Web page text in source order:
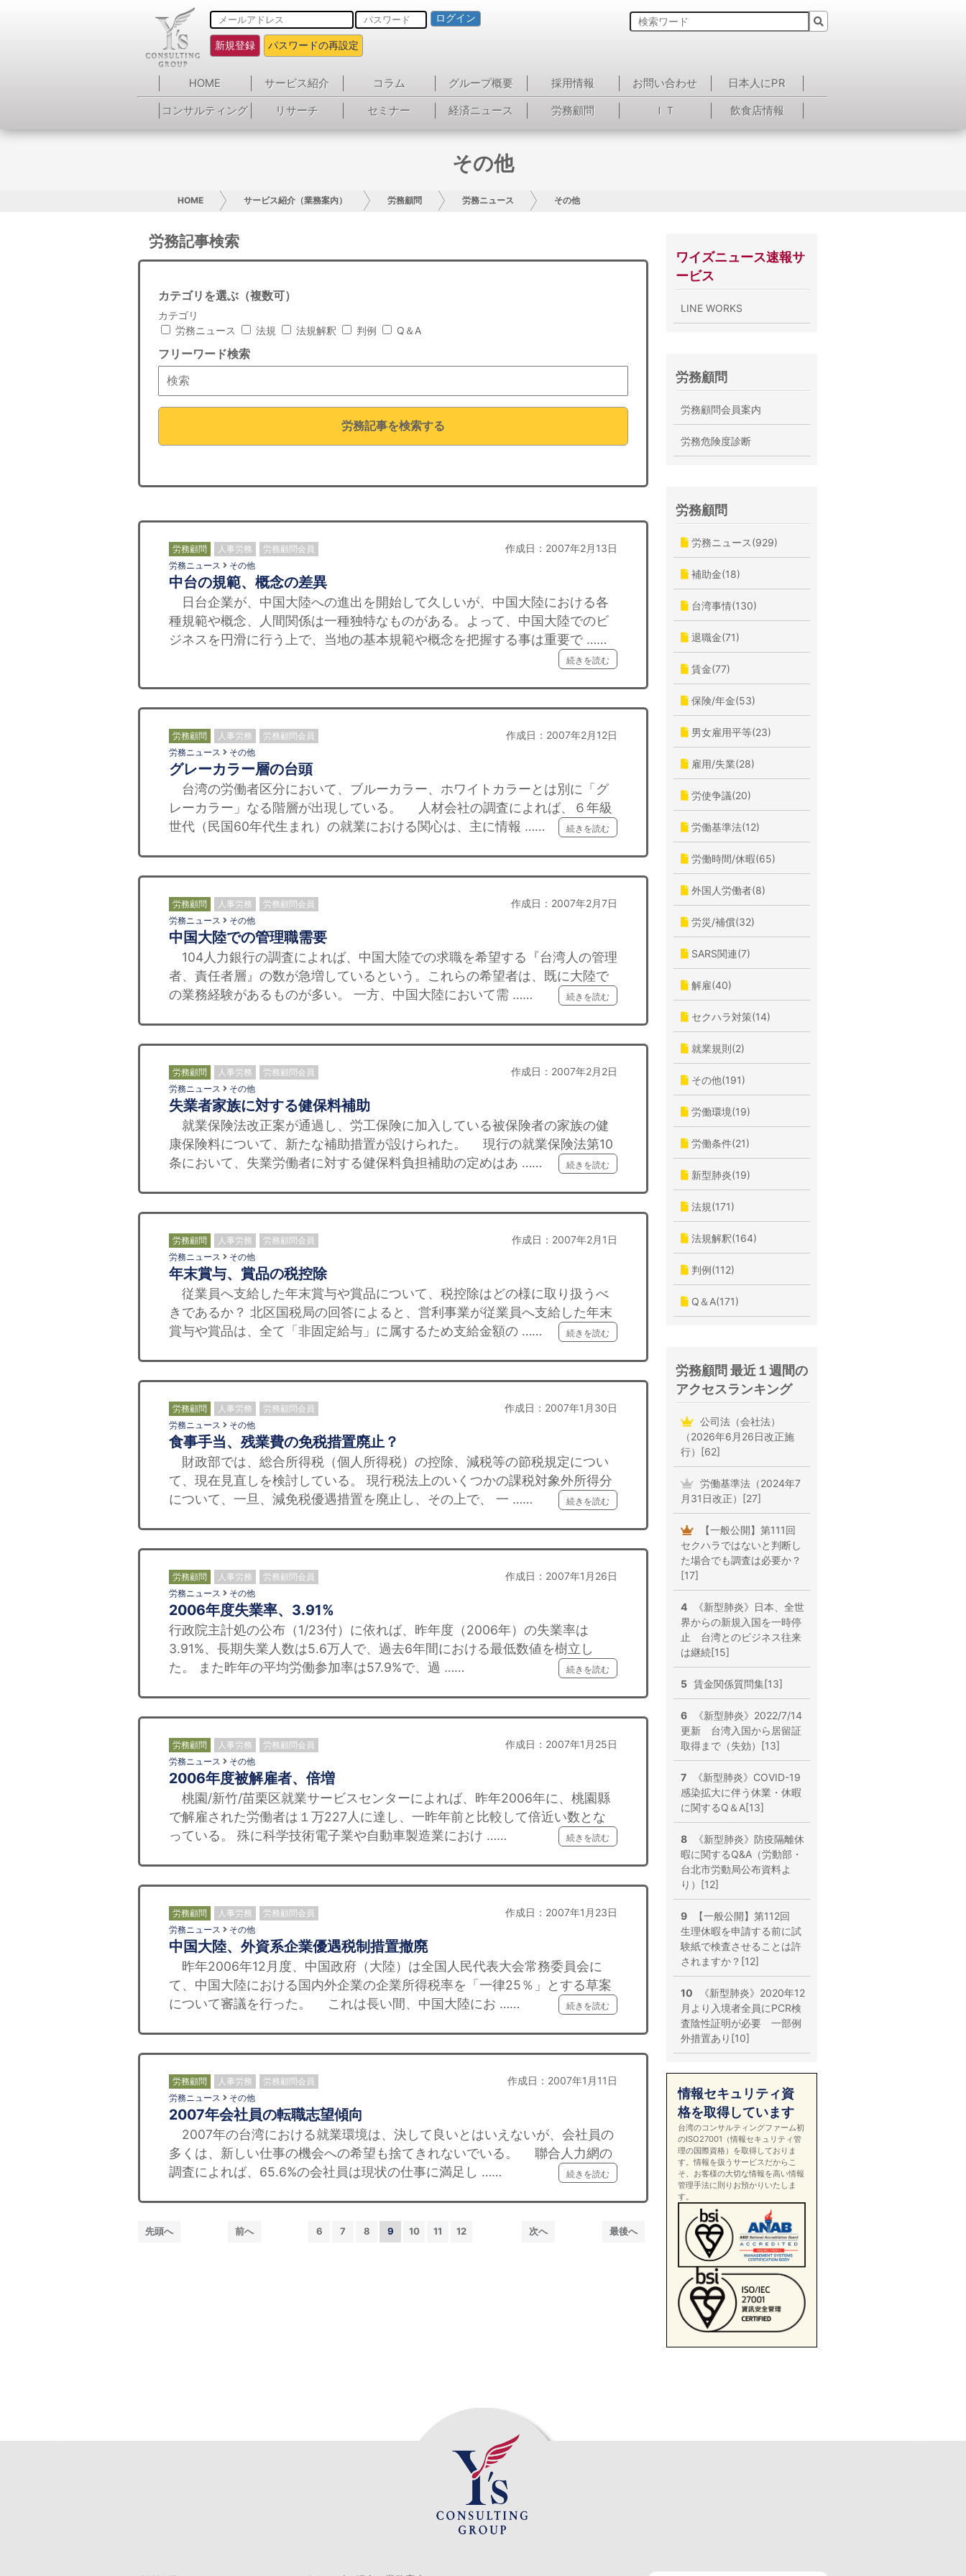
ログイン
新規登録 パスワードの再設定
HOME サービス紹介 コラム グループ概要 採用情報 お問い合わせ
日本人にPR
コンサルティング
リサーチ セミナー 経済ニュース 労務顧問 ＩＴ 飲食店情報
その他
HOME サービス紹介（業務案内） 労務顧問 労務ニュース その他
労務記事検索
カテゴリを選ぶ（複数可）
カテゴリ
労務ニュース
法規 法規解釈 判例 Q＆A
フリーワード検索
労務記事を検索する
労務顧問 人事労務 労務顧問会員 作成日：2007年2月13日
労務ニュース その他
中台の規範、概念の差異
日台企業が、中国大陸への進出を開始して久しいが、中国大陸における各
種規範や概念、人間関係は一種独特なものがある。よって、中国大陸でのビ
ジネスを円滑に行う上で、当地の基本規範や概念を把握する事は重要で ……
続きを読む
労務顧問 人事労務 労務顧問会員 作成日：2007年2月12日
労務ニュース その他
グレーカラー層の台頭
台湾の労働者区分において、ブルーカラー、ホワイトカラーとは別に「グ
レーカラー」なる階層が出現している。 人材会社の調査によれば、６年級
世代（民国60年代生まれ）の就業における関心は、主に情報 ……
続きを読む
労務顧問 人事労務 労務顧問会員 作成日：2007年2月7日
労務ニュース その他
中国大陸での管理職需要
104人力銀行の調査によれば、中国大陸での求職を希望する『台湾人の管理
者、責任者層』の数が急増しているという。これらの希望者は、既に大陸で
の業務経験があるものが多い。 一方、中国大陸において需 ……
続きを読む
労務顧問 人事労務 労務顧問会員 作成日：2007年2月2日
労務ニュース その他
失業者家族に対する健保料補助
就業保険法改正案が通過し、労工保険に加入している被保険者の家族の健
康保険料について、新たな補助措置が設けられた。 現行の就業保険法第10
条において、失業労働者に対する健保料負担補助の定めはあ ……
続きを読む
労務顧問 人事労務 労務顧問会員 作成日：2007年2月1日
労務ニュース その他
年末賞与、賞品の税控除
従業員へ支給した年末賞与や賞品について、税控除はどの様に取り扱うべ
きであるか？ 北区国税局の回答によると、営利事業が従業員へ支給した年末
賞与や賞品は、全て「非固定給与」に属するため支給金額の ……
続きを読む
労務顧問 人事労務 労務顧問会員 作成日：2007年1月30日
労務ニュース その他
食事手当、残業費の免税措置廃止？
財政部では、総合所得税（個人所得税）の控除、減税等の節税規定につい
て、現在見直しを検討している。 現行税法上のいくつかの課税対象外所得分
について、一旦、減免税優遇措置を廃止し、その上で、 一 ……
続きを読む
労務顧問 人事労務 労務顧問会員 作成日：2007年1月26日
労務ニュース その他
2006年度失業率、3.91%
行政院主計処の公布（1/23付）に依れば、昨年度（2006年）の失業率は
3.91%、長期失業人数は5.6万人で、過去6年間における最低数値を樹立し
た。 また昨年の平均労働参加率は57.9%で、過 ……
続きを読む
労務顧問 人事労務 労務顧問会員 作成日：2007年1月25日
労務ニュース その他
2006年度被解雇者、倍増
桃園/新竹/苗栗区就業サービスセンターによれば、昨年2006年に、桃園縣
で解雇された労働者は１万227人に達し、一昨年前と比較して倍近い数とな
っている。 殊に科学技術電子業や自動車製造業におけ ……
続きを読む
労務顧問 人事労務 労務顧問会員 作成日：2007年1月23日
労務ニュース その他
中国大陸、外資系企業優遇税制措置撤廃
昨年2006年12月度、中国政府（大陸）は全国人民代表大会常務委員会に
て、中国大陸における国内外企業の企業所得税率を「一律25％」とする草案
について審議を行った。 これは長い間、中国大陸にお ……
続きを読む
労務顧問 人事労務 労務顧問会員 作成日：2007年1月11日
労務ニュース その他
2007年会社員の転職志望傾向
2007年の台湾における就業環境は、決して良いとはいえないが、会社員の
多くは、新しい仕事の機会への希望も捨てきれないでいる。 聯合人力網の
調査によれば、65.6%の会社員は現状の仕事に満足し ……
続きを読む
先頭へ 前へ 6 7 8 9 10 11 12 次へ 最後へ
ワイズニュース速報サ
ービス
LINE WORKS
労務顧問
労務顧問会員案内
労務危険度診断
労務顧問
労務ニュース(929)
補助金(18)
台湾事情(130)
退職金(71)
賃金(77)
保険/年金(53)
男女雇用平等(23)
雇用/失業(28)
労使争議(20)
労働基準法(12)
労働時間/休暇(65)
外国人労働者(8)
労災/補償(32)
SARS関連(7)
解雇(40)
セクハラ対策(14)
就業規則(2)
その他(191)
労働環境(19)
労働条件(21)
新型肺炎(19)
法規(171)
法規解釈(164)
判例(112)
Q＆A(171)
労務顧問 最近１週間の
アクセスランキング
公司法（会社法）
（2026年6月26日改正施
行）[62]
労働基準法（2024年7
月31日改正）[27]
【一般公開】第111回
セクハラではないと判断し
た場合でも調査は必要か？
[17]
4
《新型肺炎》日本、全世
界からの新規入国を一時停
止 台湾とのビジネス往来
は継続[15]
5 賃金関係質問集[13]
6
《新型肺炎》2022/7/14
更新 台湾入国から居留証
取得まで（失効）[13]
7
《新型肺炎》COVID-19
感染拡大に伴う休業・休暇
に関するQ＆A[13]
8
《新型肺炎》防疫隔離休
暇に関するQ&A（労動部・
台北市労動局公布資料よ
り）[12]
9
【一般公開】第112回
生理休暇を申請する前に試
験紙で検査させることは許
されますか？[12]
10
《新型肺炎》2020年12
月より入境者全員にPCR検
査陰性証明が必要 一部例
外措置あり[10]
情報セキュリティ資
格を取得しています
台湾のコンサルティングファーム初
のISO27001（情報セキュリティ管
理の国際資格）を取得しておりま
す。情報を扱うサービスだからこ
そ、お客様の大切な情報を高い情報
管理手法に則りお預かりいたしま
す。